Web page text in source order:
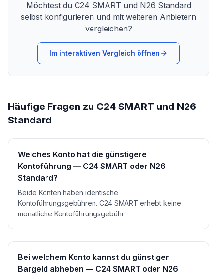
Möchtest du C24 SMART und N26 Standard
selbst konfigurieren und mit weiteren Anbietern
vergleichen?
Im interaktiven Vergleich öffnen
Häufige Fragen zu C24 SMART und N26
Standard
Welches Konto hat die günstigere
Kontoführung — C24 SMART oder N26
Standard?
Beide Konten haben identische
Kontoführungsgebühren. C24 SMART erhebt keine
monatliche Kontoführungsgebühr.
Bei welchem Konto kannst du günstiger
Bargeld abheben — C24 SMART oder N26